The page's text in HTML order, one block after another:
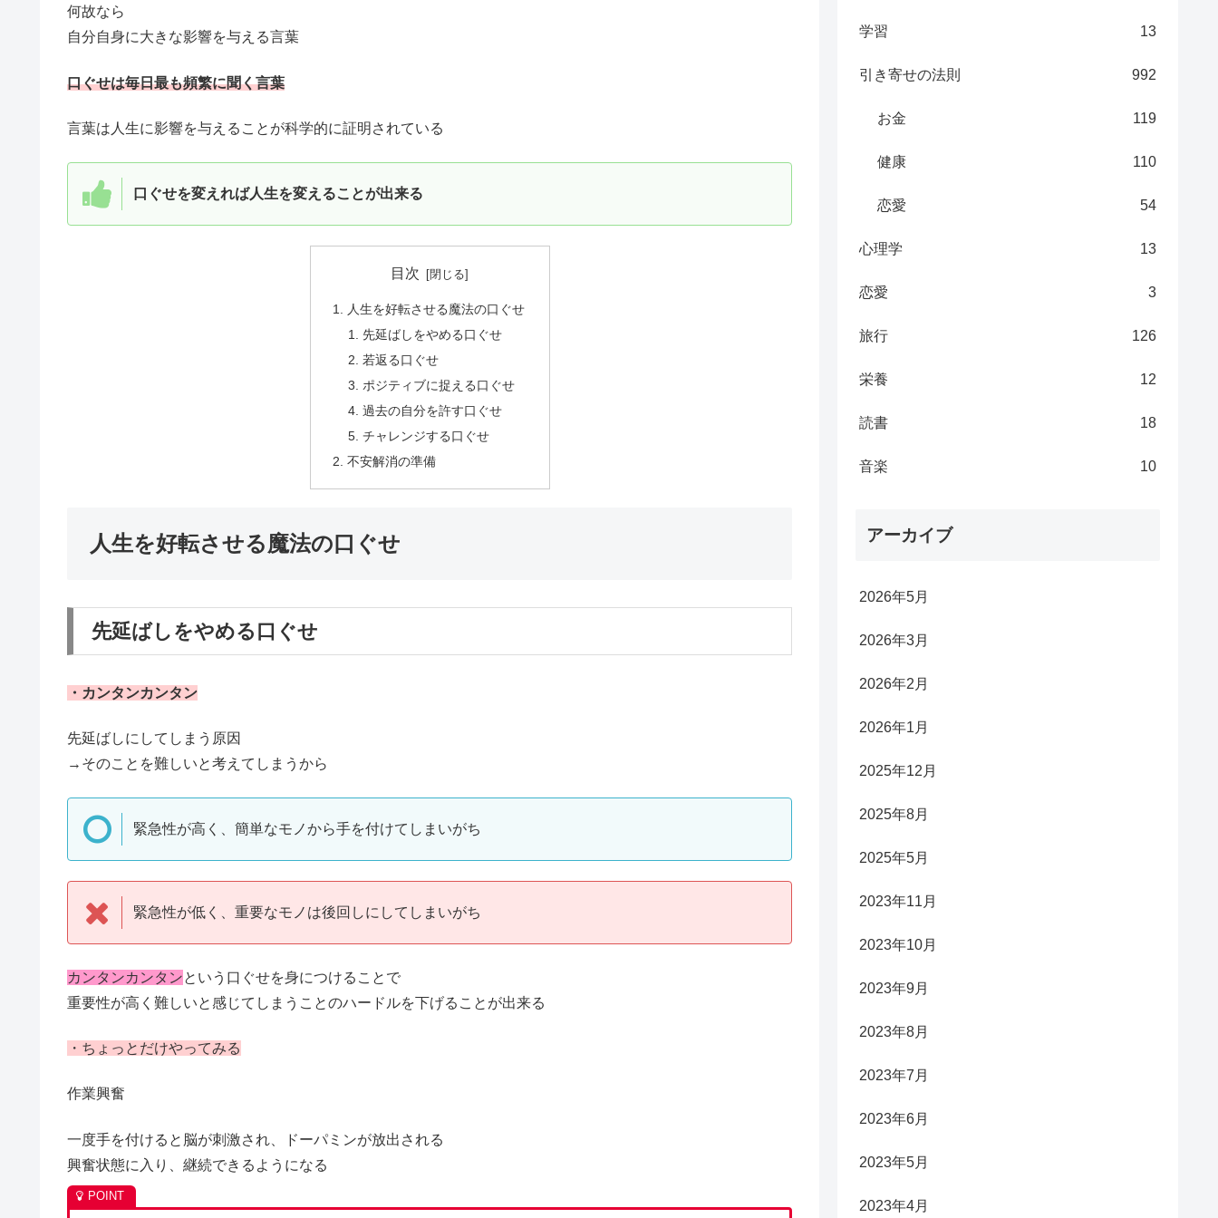
何故なら
自分自身に大きな影響を与える言葉
口ぐせは毎日最も頻繁に聞く言葉
言葉は人生に影響を与えることが科学的に証明されている
口ぐせを変えれば人生を変えることが出来る
目次
人生を好転させる魔法の口ぐせ
先延ばしをやめる口ぐせ
若返る口ぐせ
ポジティブに捉える口ぐせ
過去の自分を許す口ぐせ
チャレンジする口ぐせ
不安解消の準備
人生を好転させる魔法の口ぐせ
先延ばしをやめる口ぐせ
・カンタンカンタン
先延ばしにしてしまう原因
→そのことを難しいと考えてしまうから
緊急性が高く、簡単なモノから手を付けてしまいがち
緊急性が低く、重要なモノは後回しにしてしまいがち
カンタンカンタンという口ぐせを身につけることで
重要性が高く難しいと感じてしまうことのハードルを下げることが出来る
・ちょっとだけやってみる
作業興奮
一度手を付けると脳が刺激され、ドーパミンが放出される
興奮状態に入り、継続できるようになる
学習 13
引き寄せの法則 992
お金 119
健康 110
恋愛 54
心理学 13
恋愛 3
旅行 126
栄養 12
読書 18
音楽 10
アーカイブ
2026年5月
2026年3月
2026年2月
2026年1月
2025年12月
2025年8月
2025年5月
2023年11月
2023年10月
2023年9月
2023年8月
2023年7月
2023年6月
2023年5月
2023年4月